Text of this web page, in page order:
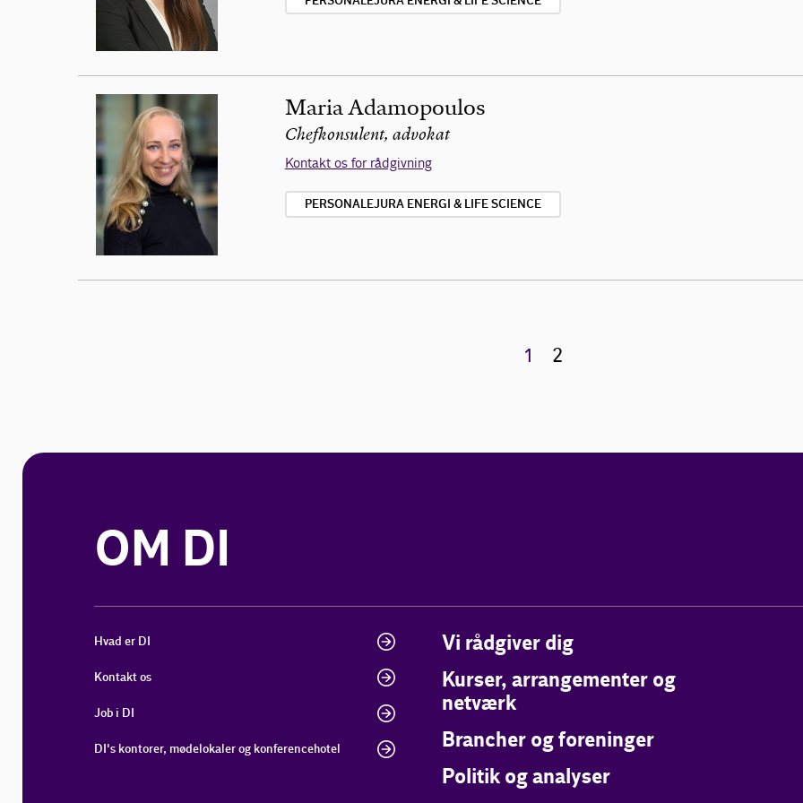
Maria Adamopoulos
Chefkonsulent, advokat
Kontakt os for rådgivning
PERSONALEJURA ENERGI & LIFE SCIENCE
1 2
OM DI
Hvad er DI
Kontakt os
Job i DI
DI's kontorer, mødelokaler og konferencehotel
Vi rådgiver dig
Kurser, arrangementer og
netværk
Brancher og foreninger
Politik og analyser